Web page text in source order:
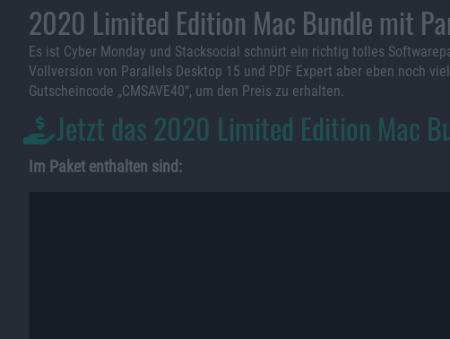
2020 Limited Edition Mac Bundle mit
Es ist Cyber Monday und Stacksocial schnürt ein richtig tolles
Vollversion von Parallels Desktop 15 und PDF Expert aber eben noch
Gutscheincode „CMSAVE40“, um den Preis zu erhalten.
Jetzt das 2020 Limited Edition Mac
Im Paket enthalten sind: